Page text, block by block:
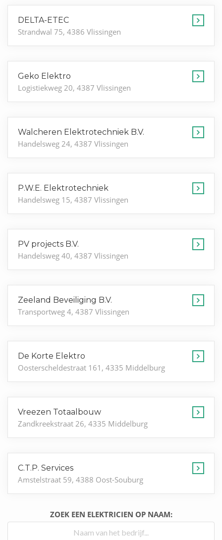
DELTA-ETEC
Strandwal 75, 4386 Vlissingen
Geko Elektro
Logistiekweg 20, 4387 Vlissingen
Walcheren Elektrotechniek B.V.
Handelsweg 24, 4387 Vlissingen
P.W.E. Elektrotechniek
Handelsweg 15, 4387 Vlissingen
PV projects B.V.
Handelsweg 40, 4387 Vlissingen
Zeeland Beveiliging B.V.
Transportweg 4, 4387 Vlissingen
De Korte Elektro
Oosterscheldestraat 161, 4335 Middelburg
Vreezen Totaalbouw
Zandkreekstraat 26, 4335 Middelburg
C.T.P. Services
Amstelstraat 59, 4388 Oost-Souburg
ZOEK EEN ELEKTRICIEN OP NAAM: